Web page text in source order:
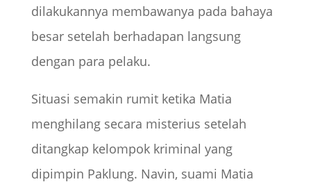
dilakukannya membawanya pada bahaya
besar setelah berhadapan langsung
dengan para pelaku.
Situasi semakin rumit ketika Matia
menghilang secara misterius setelah
ditangkap kelompok kriminal yang
dipimpin Paklung. Navin, suami Matia